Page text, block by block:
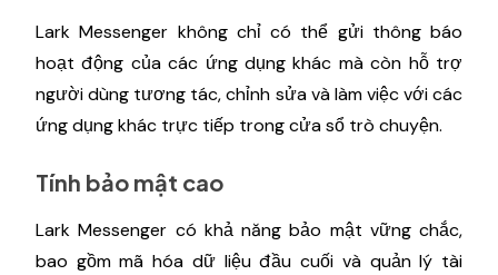
Lark Messenger không chỉ có thể gửi thông báo
hoạt động của các ứng dụng khác mà còn hỗ trợ
người dùng tương tác, chỉnh sửa và làm việc với các
ứng dụng khác trực tiếp trong cửa sổ trò chuyện.
Tính bảo mật cao
Lark Messenger có khả năng bảo mật vững chắc,
bao gồm mã hóa dữ liệu đầu cuối và quản lý tài